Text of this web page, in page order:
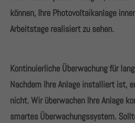
können, Ihre Photovoltaikanlage
Arbeitstage realisiert zu sehen.
Kontinuierliche Überwachung für
Nachdem Ihre Anlage installiert ist,
nicht. Wir überwachen Ihre Anlage
smartes Überwachungssystem.